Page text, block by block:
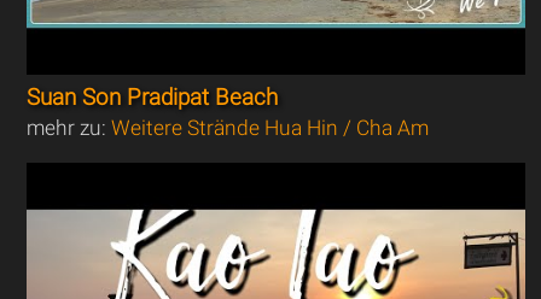
Suan Son Pradipat Beach
mehr zu:Weitere Strände Hua Hin / Cha Am